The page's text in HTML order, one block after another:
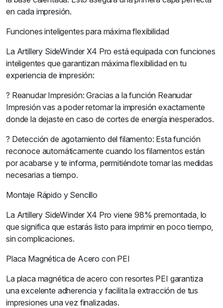
en cada impresión.
Funciones inteligentes para máxima flexibilidad
La Artillery SideWinder X4 Pro está equipada con funciones
inteligentes que garantizan máxima flexibilidad en tu
experiencia de impresión:
? Reanudar Impresión: Gracias a la función Reanudar
Impresión vas a poder retomar la impresión exactamente
donde la dejaste en caso de cortes de energía inesperados.
? Detección de agotamiento del filamento: Esta función
reconoce automáticamente cuando los filamentos están
por acabarse y te informa, permitiéndote tomar las medidas
necesarias a tiempo.
Montaje Rápido y Sencillo
La Artillery SideWinder X4 Pro viene 98% premontada, lo
que significa que estarás listo para imprimir en poco tiempo,
sin complicaciones.
Placa Magnética de Acero con PEI
La placa magnética de acero con resortes PEI garantiza
una excelente adherencia y facilita la extracción de tus
impresiones una vez finalizadas.